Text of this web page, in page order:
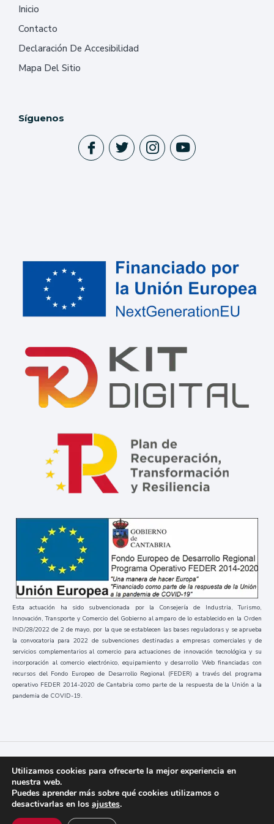
Inicio
Contacto
Declaración De Accesibilidad
Mapa Del Sitio
Síguenos
Esta actuación ha sido subvencionada por la Consejería de Industria, Turismo,
Innovación, Transporte y Comercio del Gobierno al amparo de lo establecido en la Orden
IND/28/2022 de 2 de mayo, por la que se establecen las bases reguladoras y se aprueba
la convocatoria para 2022 de subvenciones destinadas a empresas comerciales y de
servicios complementarios al comercio para actuaciones de innovación tecnológica y su
incorporación al comercio electrónico, equipamiento y desarrollo Web financiadas con
recursos del Fondo Europeo de Desarrollo Regional (FEDER) a través del programa
operativo FEDER 2014-2020 de Cantabria como parte de la respuesta de la Unión a la
pandemia de COVID-19.
Códice 2023 / Todos los derechos reservados
Aviso Legal y Política de Privacidad
Utilizamos cookies para ofrecerte la mejor experiencia en
nuestra web.
Puedes aprender más sobre qué cookies utilizamos o
desactivarlas en los ajustes.